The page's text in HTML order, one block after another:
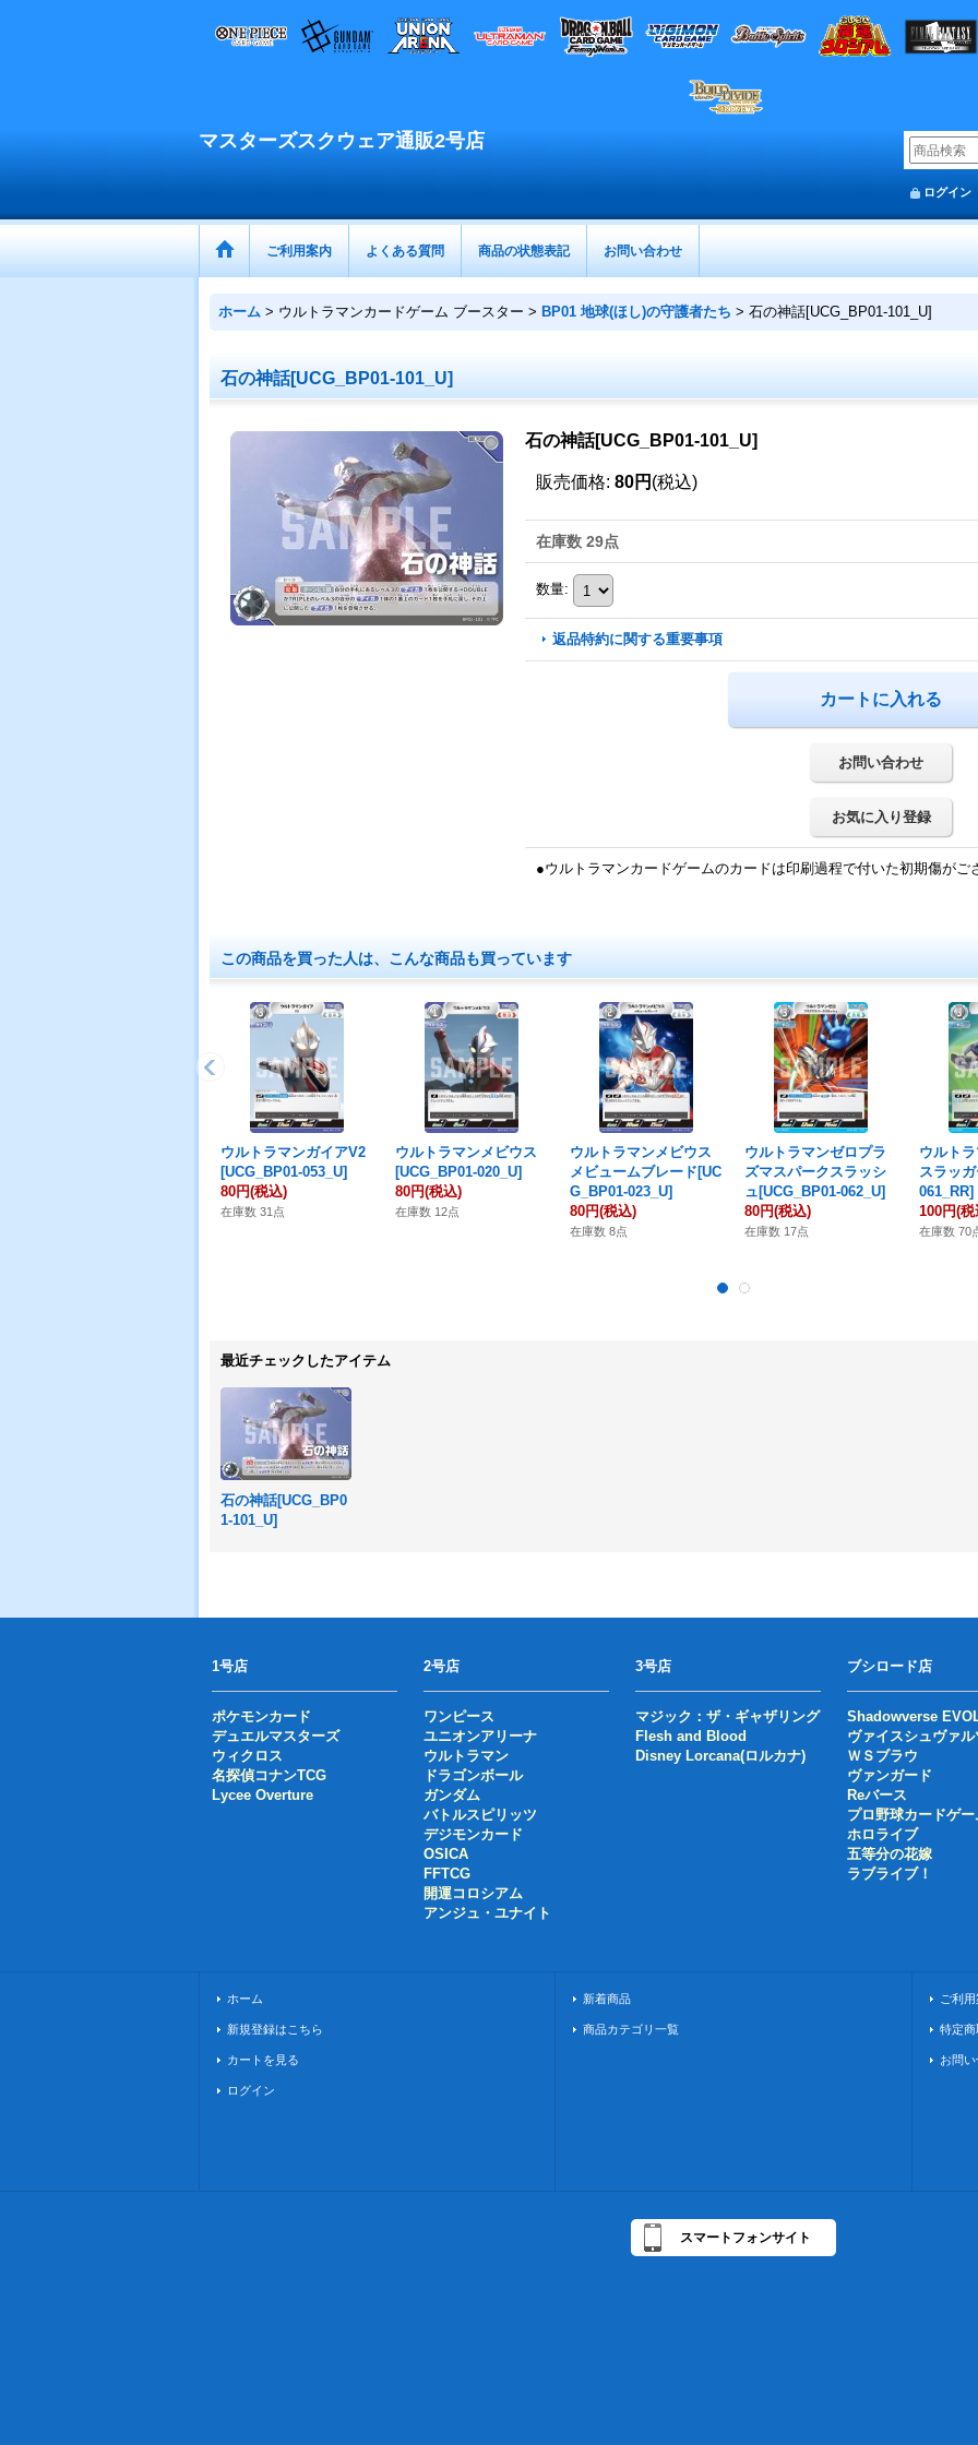
マスターズスクウェア通販2号店
ログイン
ご利用案内 よくある質問 商品の状態表記 お問い合わせ
ホーム > ウルトラマンカードゲーム ブースター > BP01 地球(ほし)の守護者たち > 石の神話[UCG_BP01-101_U]
石の神話[UCG_BP01-101_U]
石の神話[UCG_BP01-101_U]
販売価格: 80円 (税込)
在庫数 29点
数量:
返品特約に関する重要事項
お問い合わせ
お気に入り登録
●ウルトラマンカードゲームのカードは印刷過程で付いた初期傷がご
この商品を買った人は、こんな商品も買っています
ウルトラマンガイアV2
[UCG_BP01-053_U]
80円(税込)
在庫数 31点
ウルトラマンメビウス
[UCG_BP01-020_U]
80円(税込)
在庫数 12点
ウルトラマンメビウス
メビュームブレード[UC
G_BP01-023_U]
80円(税込)
在庫数 8点
ウルトラマンゼロプラ
ズマスパークスラッシ
ュ[UCG_BP01-062_U]
80円(税込)
在庫数 17点
ウルト
スラッ
061_RR]
100円(税
在庫数 70
最近チェックしたアイテム
石の神話[UCG_BP0
1-101_U]
1号店
ポケモンカード
デュエルマスターズ
ウィクロス
名探偵コナンTCG
Lycee Overture
2号店
ワンピース
ユニオンアリーナ
ウルトラマン
ドラゴンボール
ガンダム
バトルスピリッツ
デジモンカード
OSICA
FFTCG
開運コロシアム
アンジュ・ユナイト
3号店
マジック：ザ・ギャザリング
Flesh and Blood
Disney Lorcana(ロルカナ)
ブシロード店
Shadowverse
ヴァイスシュヴァル
ＷＳブラウ
ヴァンガード
Reバース
プロ野球カードゲー
ホロライブ
五等分の花嫁
ラブライブ！
ホーム
新規登録はこちら
カートを見る
ログイン
新着商品
商品カテゴリ一覧
ご利
特定
お問
スマートフォンサイト